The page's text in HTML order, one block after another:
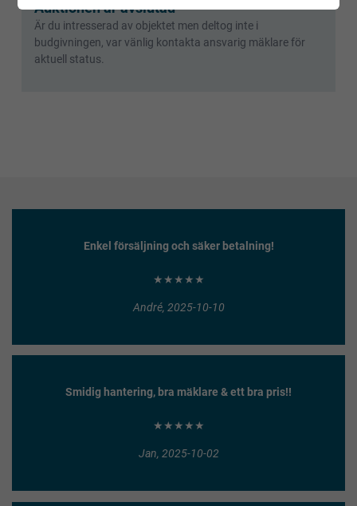
Auktionen är avslutad
Är du intresserad av objektet men deltog inte i
budgivningen, var vänlig kontakta ansvarig mäklare för
aktuell status.
Enkel försäljning och säker betalning!
★★★★★
André, 2025-10-10
Smidig hantering, bra mäklare & ett bra pris!!
★★★★★
Jan, 2025-10-02